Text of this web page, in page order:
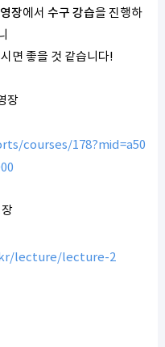
장에서수구 강습을 진행하
면 좋을 것 같습니다!
장
courses/178?mid=a50
lecture/lecture-2